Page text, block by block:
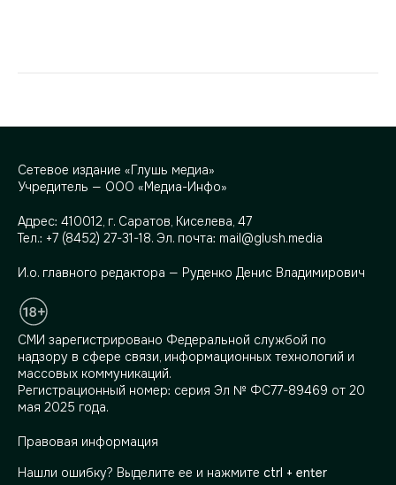
Сетевое издание «Глушь медиа»
Учредитель — ООО «Медиа-Инфо»
Адрес: 410012, г. Саратов, Киселева, 47
Тел.: +7 (8452) 27-31-18. Эл. почта: mail@glush.media
И.о. главного редактора — Руденко Денис Владимирович
СМИ зарегистрировано Федеральной службой по
надзору в сфере связи, информационных технологий и
массовых коммуникаций.
Регистрационный номер: серия Эл № ФС77-89469 от 20
мая 2025 года.
Правовая информация
Нашли ошибку? Выделите ее и нажмите ctrl + enter